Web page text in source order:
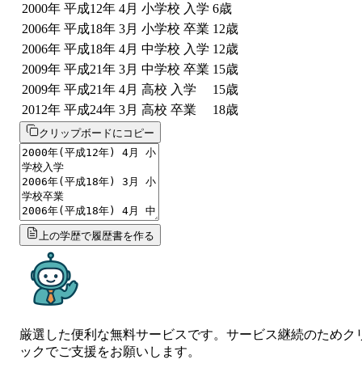
2000年 平成12年 4月 小学校 入学 6歳
2006年 平成18年 3月 小学校 卒業 12歳
2006年 平成18年 4月 中学校 入学 12歳
2009年 平成21年 3月 中学校 卒業 15歳
2009年 平成21年 4月 高校 入学 15歳
2012年 平成24年 3月 高校 卒業 18歳
クリップボードにコピー
上の学歴で履歴書を作る
厳選した便利な無料サービスです。サービス継続のためク
ックでご支援をお願いします。